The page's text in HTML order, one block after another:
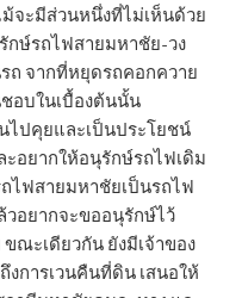
จะมีส่วนหนึ่งที่ไม่เห็นด้วย
ษ์รถไฟสายมหาชัย-วง
ถ จากที่หยุดรถคอกควาย
อบในเบื้องต้นนั้น
ปคุยและเป็นประโยชน์
อยากให้อนุรักษ์รถไฟเดิม
ไฟสายมหาชัยเป็นรถไฟ
อยากจะขออนุรักษ์ไว้
ณะเดียวกัน ยังมีเจ้าของ
การเวนคืนที่ดิน เสนอให้